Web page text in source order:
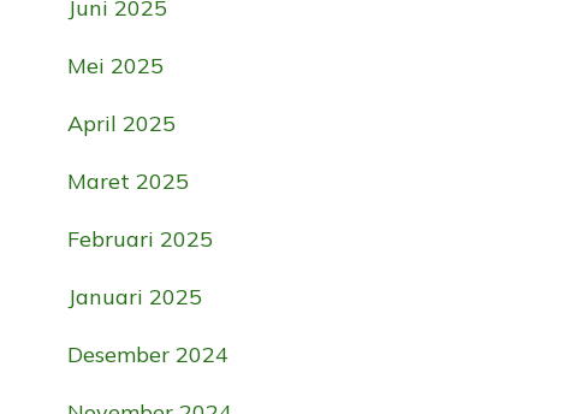
Juni 2025
Mei 2025
April 2025
Maret 2025
Februari 2025
Januari 2025
Desember 2024